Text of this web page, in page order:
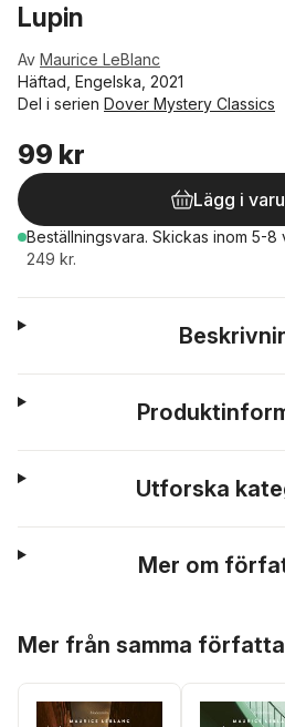
Lupin
Av Maurice LeBlanc
Häftad, Engelska, 2021
Del i serien Dover Mystery Classics
99 kr
Lägg i
Beställningsvara. Skickas inom 5-8
249 kr.
Utforska
Mer om
Mer från samma